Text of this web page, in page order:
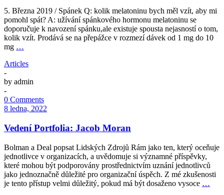
5. Března 2019 / Spánek Q: kolik melatoninu bych měl vzít, aby mi
pomohl spát? A: užívání spánkového hormonu melatoninu se
doporučuje k navození spánku,ale existuje spousta nejasností o tom,
kolik vzít. Prodává se na přepážce v rozmezí dávek od 1 mg do 10
mg …
Articles
-
by admin
-
0 Comments
8 ledna, 2022
Vedení Portfolia: Jacob Moran
Bolman a Deal popsat Lidských Zdrojů Rám jako ten, který oceňuje
jednotlivce v organizacích, a uvědomuje si významné příspěvky,
které mohou být podporovány prostřednictvím uznání jednotlivců
jako jednoznačně důležité pro organizační úspěch. Z mé zkušenosti
je tento přístup velmi důležitý, pokud má být dosaženo vysoce …